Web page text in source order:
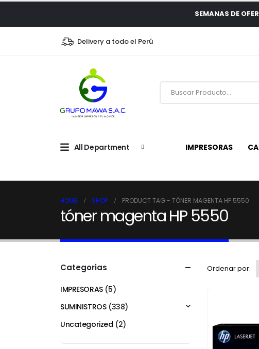
SEMANAS DE
Delivery a todo el Perú
All Department IMPRESORAS
HOME SHOP PRODUCT TAG - TÓNER MAGENTA HP 5550
tóner magenta HP 5550
Ordenar por:
Categorias
IMPRESORAS (5)
SUMINISTROS (338)
Uncategorized (2)